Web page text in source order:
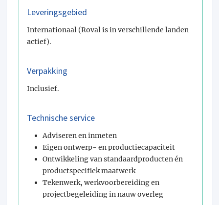
Leveringsgebied
Internationaal (Roval is in verschillende landen
actief).
Verpakking
Inclusief.
Technische service
Adviseren en inmeten
Eigen ontwerp- en productiecapaciteit
Ontwikkeling van standaardproducten én
productspecifiek maatwerk
Tekenwerk, werkvoorbereiding en
projectbegeleiding in nauw overleg